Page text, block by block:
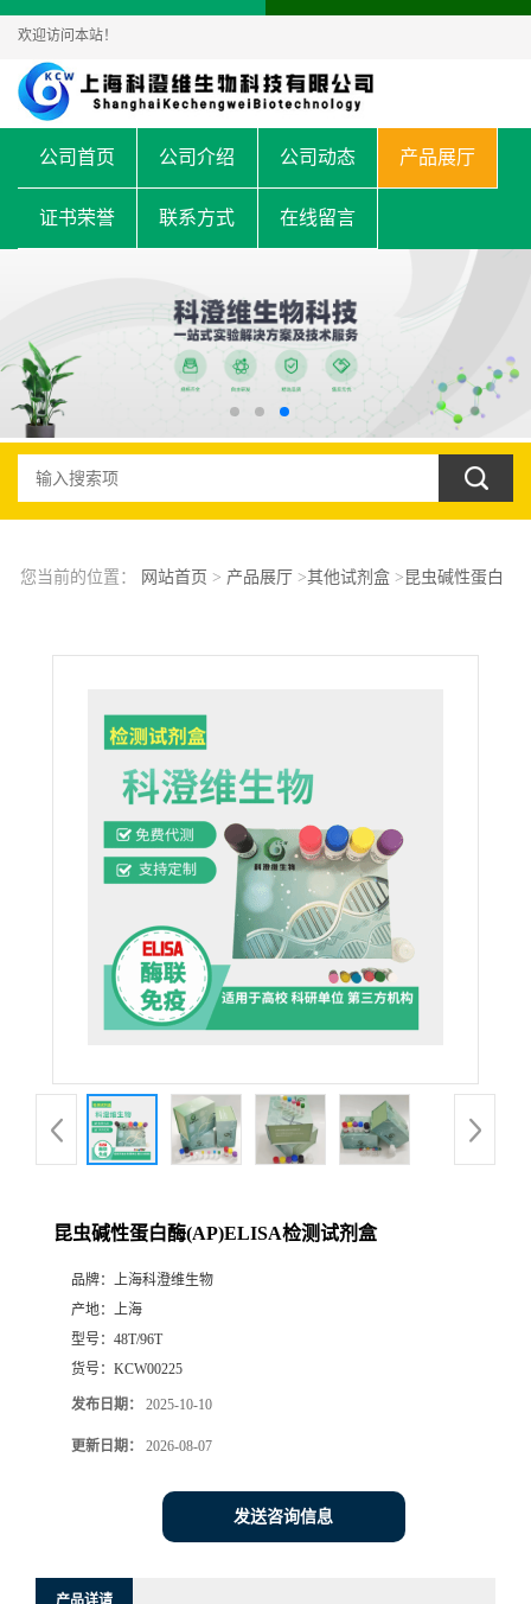
欢迎访问本站！
公司首页 公司介绍 公司动态 产品展厅
证书荣誉 联系方式 在线留言
您当前的位置： 网站首页 > 产品展厅>其他试剂盒> 昆虫碱性蛋白
昆虫碱性蛋白酶(AP)ELISA检测试剂盒
品牌：
上海科澄维生物
产地：
上海
型号： 48T/96T
货号： KCW00225
发布日期： 2025-10-10
更新日期： 2026-08-07
发送咨询信息
产品详请